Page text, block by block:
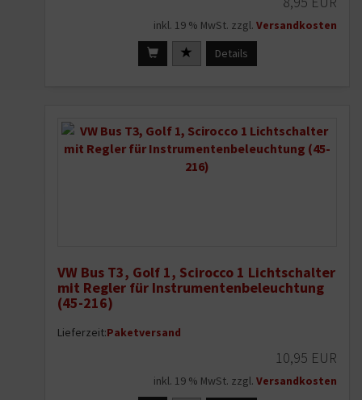
inkl. 19 % MwSt. zzgl. Versandkosten
Details
VW Bus T3, Golf 1, Scirocco 1 Lichtschalter
mit Regler für Instrumentenbeleuchtung
(45-216)
Lieferzeit:Paketversand
10,95 EUR
inkl. 19 % MwSt. zzgl. Versandkosten